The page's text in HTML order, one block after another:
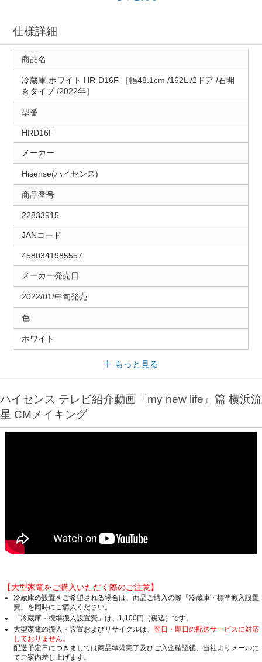
仕様詳細
商品名
冷蔵庫 ホワイト HR-D16F ［幅48.1cm /162L /2ドア /右開
きタイプ /2022年］
型番
HRD16F
メーカー
Hisense(ハイセンス)
商品番号
22833915
JANコード
4580341985557
メーカー発売日
2022/01/中旬発売
色
ホワイト
もっと見る
ハイセンス テレビ紹介動画『my new life』篇 横浜流
星 CMメイキング
【大型家電をご購入いただく際のご注意】
冷蔵庫の設置をご希望される場合は、商品ご購入の際「冷蔵庫・標準搬入設置
費」を同時にご購入ください。
「冷蔵庫・標準搬入設置費」は、1,100円（税込）です。
大型家電の搬入・設置およびリサイクルは、 翌日・即日の配送サービスに対応
しておりません。
配送予定日につきましては商品準備完了及びご入金確認後、当社よりメールに
てご案内差し上げます。